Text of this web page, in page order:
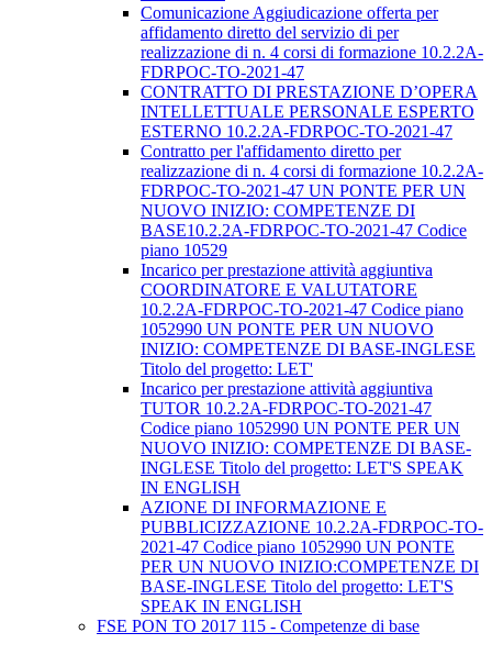
Comunicazione Aggiudicazione offerta per
affidamento diretto del servizio di per
realizzazione di n. 4 corsi di formazione 10.2.2A-
FDRPOC-TO-2021-47
CONTRATTO DI PRESTAZIONE D’OPERA
INTELLETTUALE PERSONALE ESPERTO
ESTERNO 10.2.2A-FDRPOC-TO-2021-47
Contratto per l'affidamento diretto per
realizzazione di n. 4 corsi di formazione 10.2.2A-
FDRPOC-TO-2021-47 UN PONTE PER UN
NUOVO INIZIO: COMPETENZE DI
BASE10.2.2A-FDRPOC-TO-2021-47 Codice
piano 10529
Incarico per prestazione attività aggiuntiva
COORDINATORE E VALUTATORE
10.2.2A-FDRPOC-TO-2021-47 Codice piano
1052990 UN PONTE PER UN NUOVO
INIZIO: COMPETENZE DI BASE-INGLESE
Titolo del progetto: LET'
Incarico per prestazione attività aggiuntiva
TUTOR 10.2.2A-FDRPOC-TO-2021-47
Codice piano 1052990 UN PONTE PER UN
NUOVO INIZIO: COMPETENZE DI BASE-
INGLESE Titolo del progetto: LET'S SPEAK
IN ENGLISH
AZIONE DI INFORMAZIONE E
PUBBLICIZZAZIONE 10.2.2A-FDRPOC-TO-
2021-47 Codice piano 1052990 UN PONTE
PER UN NUOVO INIZIO:COMPETENZE DI
BASE-INGLESE Titolo del progetto: LET'S
SPEAK IN ENGLISH
FSE PON TO 2017 115 - Competenze di base